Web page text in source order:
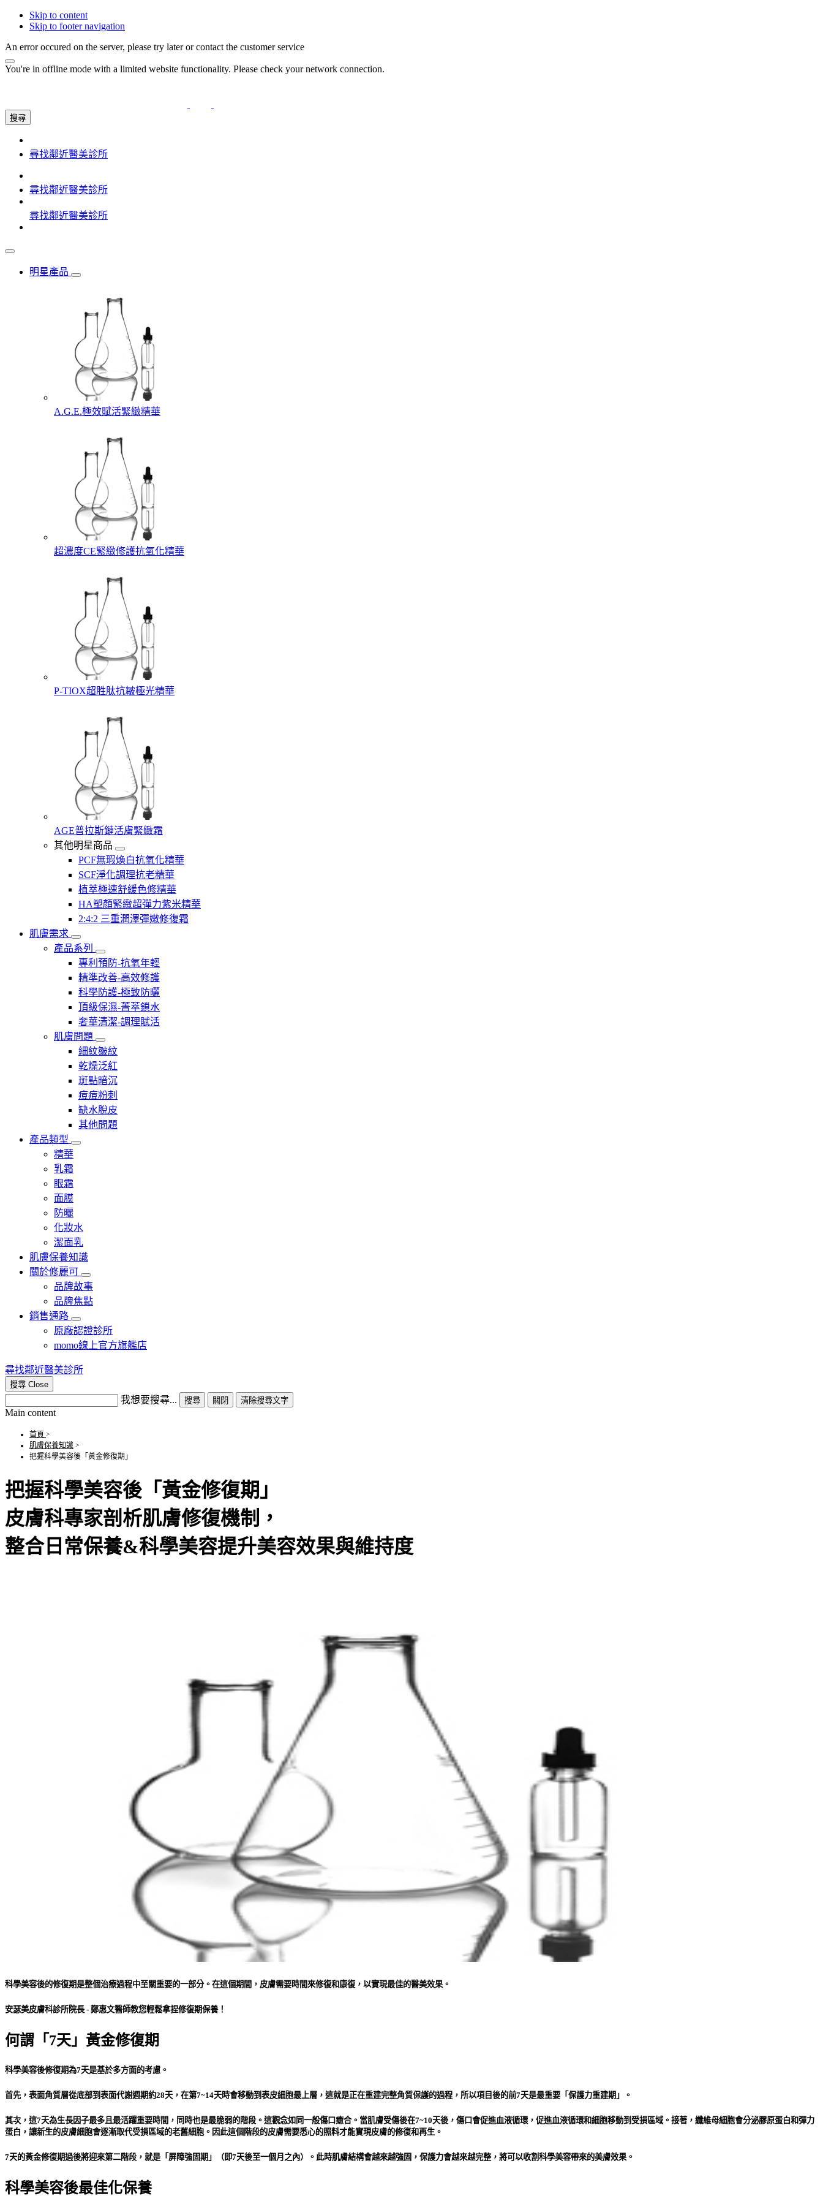
Skip to content
Skip to footer navigation
An error occured on the server, please try later or contact the customer service
You're in offline mode with a limited website functionality. Please check your network connection.
搜尋
尋找鄰近醫美診所
尋找鄰近醫美診所
尋找鄰近醫美診所
明星產品
A.G.E.極效賦活緊緻精華
超濃度CE緊緻修護抗氧化精華
P-TIOX超胜肽抗皺極光精華
AGE普拉斯鏈活膚緊緻霜
其他明星商品
PCF無瑕煥白抗氧化精華
SCF淨化調理抗老精華
植萃極速舒緩色修精華
HA塑顏緊緻超彈力紫米精華
2:4:2 三重潤澤彈嫩修復霜
肌膚需求
產品系列
專利預防-抗氧年輕
精準改善-高效修護
科學防護-極致防曬
頂級保濕-菁萃鎖水
奢華清潔-調理賦活
肌膚問題
細紋皺紋
乾燥泛紅
斑點暗沉
痘痘粉刺
缺水脫皮
其他問題
產品類型
精華
乳霜
眼霜
面膜
防曬
化妝水
潔面乳
肌膚保養知識
關於修麗可
品牌故事
品牌焦點
銷售通路
原廠認證診所
momo線上官方旗艦店​
尋找鄰近醫美診所
搜尋 Close
我想要搜尋... 搜尋 關閉 清除搜尋文字
Main content
首頁 >
肌膚保養知識 >
把握科學美容後「黃金修復期」
把握科學美容後「黃金修復期」
皮膚科專家剖析肌膚修復機制，
整合日常保養&科學美容提升美容效果與維持度
科學美容後的修復期是整個治療過程中至關重要的一部分。在這個期間，皮膚需要時間來修復和康復，以實現最佳的醫美效果。
安瑟美皮膚科診所院長 - 鄭惠文醫師教您輕鬆拿捏修復期保養！
何謂「7天」黃金修復期
科學美容後修復期為7天是基於多方面的考慮。
首先，表面角質層從底部到表面代謝週期約28天，在第7~14天時會移動到表皮細胞最上層，這就是正在重建完整角質保護的過程，所以項目後的前7天是最重要「保護力重建期」。
其次，這7天為生長因子最多且最活躍重要時間，同時也是最脆弱的階段。這觀念如同一般傷口癒合。當肌膚受傷後在7~10天後，傷口會促進血液循環，促進血液循環和細胞移動到受損區域。接著，纖維母細胞會分泌膠原蛋白和彈力
蛋白，讓新生的皮膚細胞會逐漸取代受損區域的老舊細胞。因此這個階段的皮膚需要悉心的照料才能實現皮膚的修復和再生。
7天的黃金修復期過後將迎來第二階段，就是「屏障強固期」（即7天後至一個月之內）。此時肌膚結構會越來越強固，保護力會越來越完整，將可以收割科學美容帶來的美膚效果。
科學美容後最佳化保養